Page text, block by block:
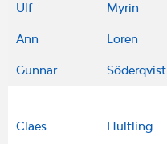
Ulf Myrin
Ann Loren
Gunnar Söderqvist
Claes Hultling